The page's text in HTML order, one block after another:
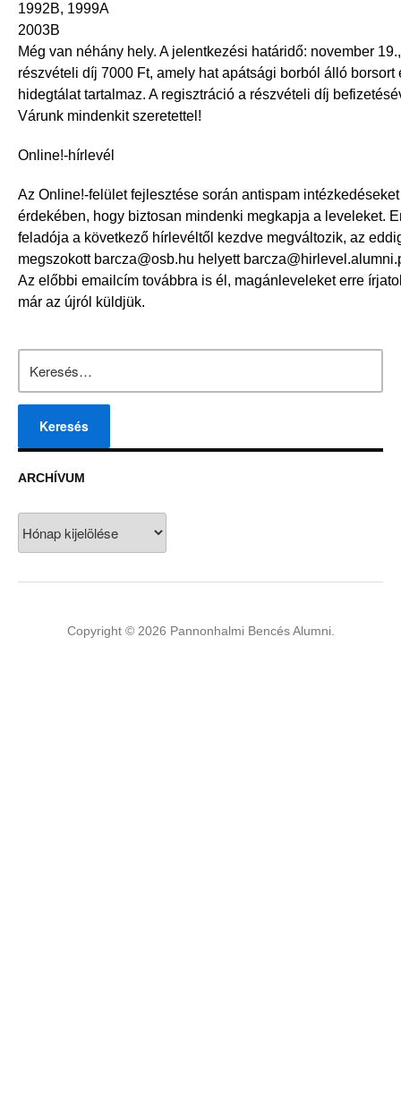
1992B, 1999A
2003B
Még van néhány hely. A jelentkezési határidő: november
részvételi díj 7000 Ft, amely hat apátsági borból álló borsort
hidegtálat tartalmaz. A regisztráció a részvételi díj
Várunk mindenkit szeretettel!
Online!-hírlevél
Az Online!-felület fejlesztése során antispam
érdekében, hogy biztosan mindenki megkapja a leveleket.
feladója a következő hírlevéltől kezdve megváltozik, az
megszokott barcza@osb.hu helyett
Az előbbi emailcím továbbra is él, magánleveleket erre
már az újról küldjük.
ARCHÍVUM
Copyright © 2026 Pannonhalmi Bencés Alumni.